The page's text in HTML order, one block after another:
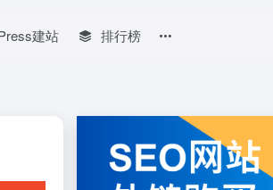
建站 排行榜